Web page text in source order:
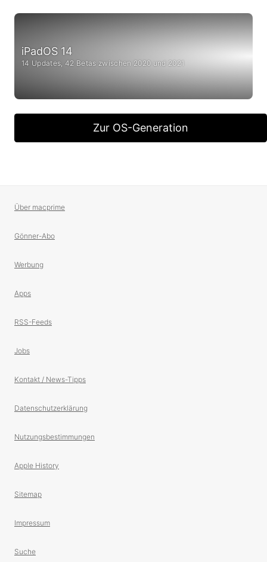
iPadOS 14
14 Updates, 42 Betas zwischen 2020 und 2021
Zur OS-Generation
Über macprime
Gönner-Abo
Werbung
Apps
RSS-Feeds
Jobs
Kontakt / News-Tipps
Datenschutzerklärung
Nutzungsbestimmungen
Apple History
Sitemap
Impressum
Suche